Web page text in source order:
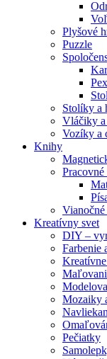
Plyšové
Puzzle
Stolíky a
Vláčiky
Vozíky a
Knihy
Kreatívny svet
DIY –
Farbenie
Mozaiky
Pečiatky